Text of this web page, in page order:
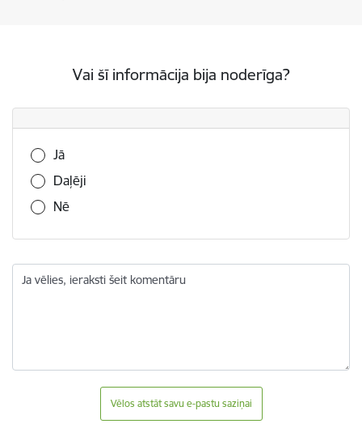
Vai šī informācija bija noderīga?
Vai šī informācija bija noderīga?
Jā
Daļēji
Nē
Ja vēlies, ieraksti šeit komentāru
Vēlos atstāt savu e-pastu saziņai